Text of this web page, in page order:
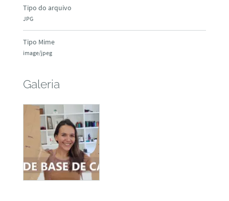
Tipo do arquivo
JPG
Tipo Mime
image/jpeg
Galeria